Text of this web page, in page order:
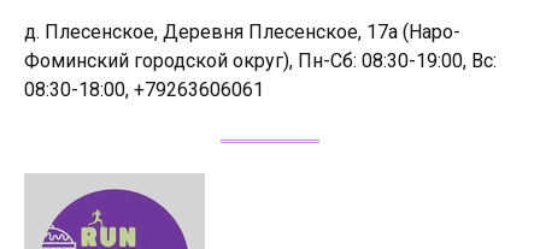
д. Плесенское, Деревня Плесенское, 17а (Наро-
Фоминский городской округ), Пн-Сб: 08:30-19:00, Вс:
08:30-18:00, +79263606061